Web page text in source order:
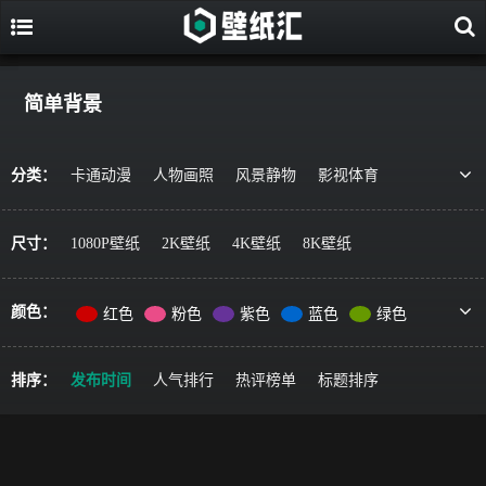
简单背景
分类： 卡通动漫 人物画照 风景静物
影视体育
艺术绘画
宇宙星空 军事科技
简约主义
尺寸： 1080P壁纸 2K壁纸 4K壁纸 8K壁纸
颜色： 红色 粉色 紫色 蓝色
绿色
黄色
橙色 棕色 灰色
黑色
彩色
排序： 发布时间 人气排行 热评榜单 标题排序